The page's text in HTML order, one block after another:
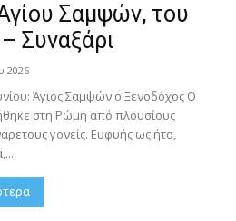
Σαμψών, του
Συναξάρι
2026
Άγιος Σαμψών ο Ξενοδόχος Ο
στη Ρώμη από πλουσίους
γονείς. Ευφυής ως ήτο,